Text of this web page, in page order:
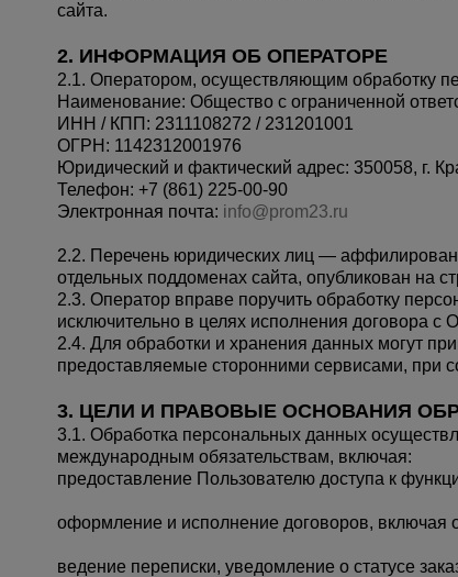
сайта.
2. ИНФОРМАЦИЯ ОБ ОПЕРАТОРЕ
2.1. Оператором, осуществляющим обработку
Наименование: Общество с ограниченной
ИНН / КПП: 2311108272 / 231201001
ОГРН: 1142312001976
Юридический и фактический адрес: 350058, г.
Телефон: +7 (861) 225-00-90
Электронная почта: info@prom23.ru
2.2. Перечень юридических лиц —
отдельных поддоменах сайта, опубликован на
2.3. Оператор вправе поручить обработку
исключительно в целях исполнения договора с
2.4. Для обработки и хранения данных могут
предоставляемые сторонними сервисами, при
3. ЦЕЛИ И ПРАВОВЫЕ ОСНОВАНИЯ
3.1. Обработка персональных данных
международным обязательствам, включая:
предоставление Пользователю доступа к
оформление и исполнение договоров, включая
ведение переписки, уведомление о статусе